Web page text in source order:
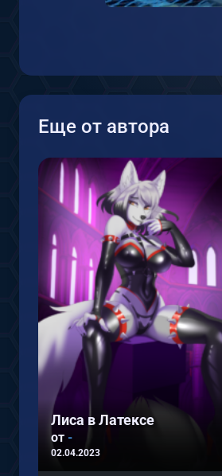
Еще от автора
Лиса в Латексе
от -
02.04.2023